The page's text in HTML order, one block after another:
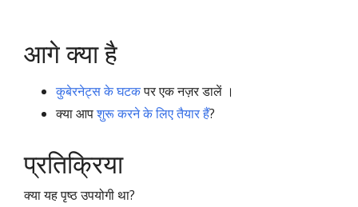
आगे क्या है
कुबेरनेट्स के घटकपर एक नज़र डालें ।
क्या आपशुरू करने के लिए तैयार हैं?
प्रतिक्रिया
क्या यह पृष्ठ उपयोगी था?